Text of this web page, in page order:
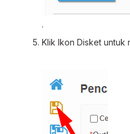
.
Klik Ikon Disket untuk